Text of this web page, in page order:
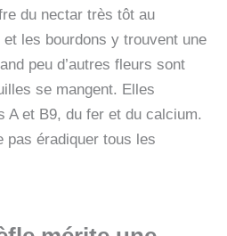
du nectar très tôt au
les bourdons y trouvent une
peu d’autres fleurs sont
se mangent. Elles
A et B9, du fer et du calcium.
pas éradiquer tous les